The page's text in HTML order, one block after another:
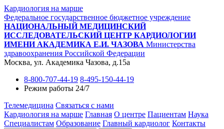
Кардиология на марше
Федеральное государственное бюджетное учреждение
НАЦИОНАЛЬНЫЙ МЕДИЦИНСКИЙ
ИССЛЕДОВАТЕЛЬСКИЙ ЦЕНТР КАРДИОЛОГИИ
ИМЕНИ АКАДЕМИКА Е.И. ЧАЗОВА Министерства
здравоохранения Российской Федерации
Москва, ул. Академика Чазова, д.15а
8-800-707-44-19 8-495-150-44-19
Режим работы 24/7
Телемедицина Связаться с нами
Кардиология на марше Главная О центре Пациентам Наука
Специалистам Образование Главный кардиолог Контакты